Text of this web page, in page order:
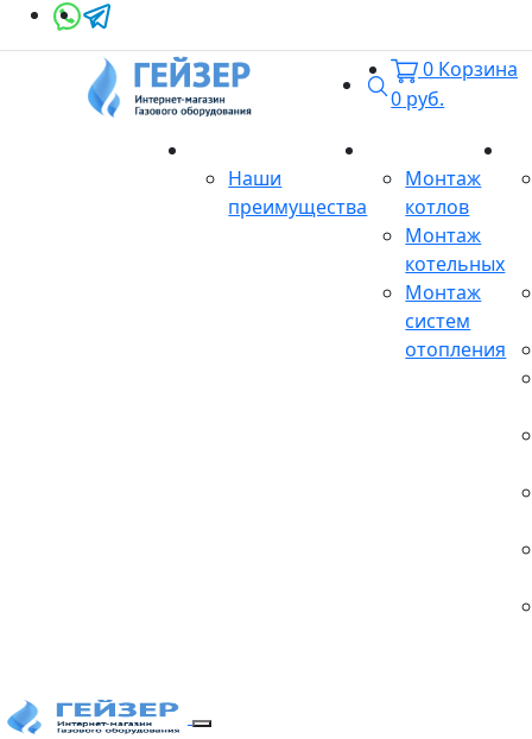
Поиск
0 Корзина
0 руб.
Наши
преимущества
Монтаж
котлов
Монтаж
котельных
Монтаж
систем
отопления